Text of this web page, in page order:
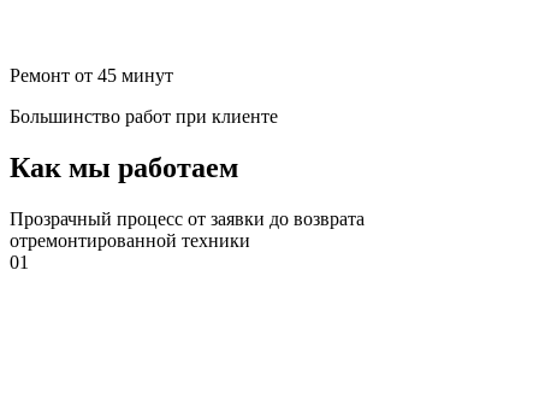
Ремонт от 45 минут
Большинство работ при клиенте
Как мы работаем
Прозрачный процесс от заявки до возврата
отремонтированной техники
01